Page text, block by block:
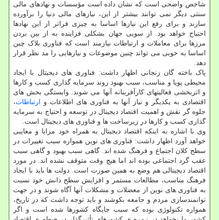
شاخص واضحی است که نشان داده است مؤسسات و نهادهای مالی
سنتی دیگر نمی توانند بیشتر از این، نیازهای مالی دنیا را برآورده
سازند و برای رفع این نیازها اساسا به چیزی فراتر از این نهادها
احتیاج خواهد بود. از سویی جهان بشکلی فزاینده به از بین بردن
مرزها برای معاملات و ارتباطات نیازمند است که فناوری بلاک چین
اساسا به خوبی می تواند چنین موضوعات و نیازهایی را مد نظر قرار
دهد.
پاک باخته گان زنجانی اظهار داشت: فناوری های دیجیتال با ایجاد
محیطی پویا و مناسب، سبب بهبود روند سرمایه گذاری کسب و کارها
و اثربخشی فعالیتهای کارآفرینانه آنها می شوند. وابستگی بخش های
اقتصادی به یکدیگر و نیاز آنها به فناوری های اطلاعات و
ارتباطات،
جلوه گر نقش و اهمیت اقتصاد دیجیتال در توسعه و احتیاج به سرمایه
گذاری کسب و کارها در زیرساخت ها و فناوری های دیجیتال است.
وی با اشاره به اینکه اقتصاد دیجیتال به همراه خود مزایا و معایبی
خواهد آورد اظهار داشت: فناوری های نوین همواره سبب تغییرات در
سطح کلان اجتماع و فرهنگ شده اند. گاهی سبب بهبود و گاهی سبب
عقب گرد اجتماعی بوده اند اما هیچ وقت متوقف نشده اند. در مورد
اقتصاد دیجیتالی هم وضع به همین صورت است. دولت ها باید با ایجاد
فرهنگ مناسب، مطالعات مستمر و افزایش سطح دانش خود نسبت
به فناوری های نوین از معضلات و مشکلات آنها آگاه شوند و در جهت
توانمندسازی مردم و جامعه بکوشند و باید توجه داشت که در تاریخ،
همواره تکنولوژی بوده که سبب جایگاه کشورها شده است و اگر